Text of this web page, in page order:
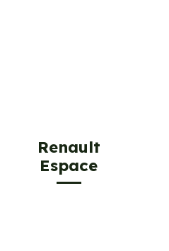
Renault
Espace